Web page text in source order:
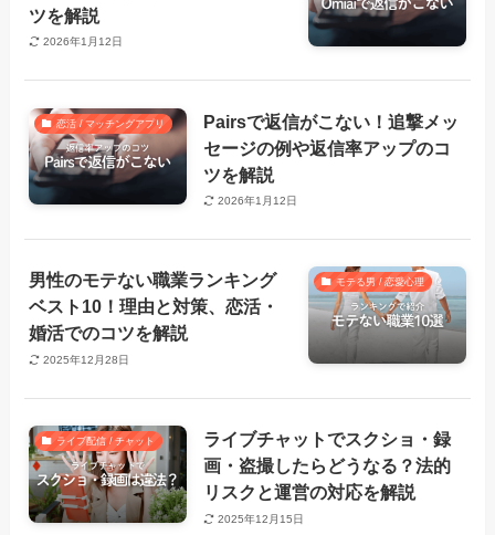
ツを解説
2026年1月12日
恋活 / マッチングアプリ
Pairsで返信がこない！追撃メッ
セージの例や返信率アップのコ
ツを解説
2026年1月12日
モテる男 / 恋愛心理
男性のモテない職業ランキング
ベスト10！理由と対策、恋活・
婚活でのコツを解説
2025年12月28日
ライブ配信 / チャット
ライブチャットでスクショ・録
画・盗撮したらどうなる？法的
リスクと運営の対応を解説
2025年12月15日